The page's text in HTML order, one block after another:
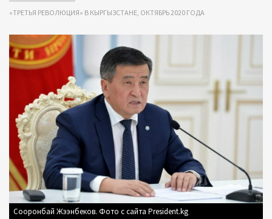
«ТРЕТЬЯ РЕВОЛЮЦИЯ» В КЫРГЫЗСТАНЕ, ОКТЯБРЬ 2020 ГОДА
Сооронбай Жээнбеков. Фото с сайта President.kg